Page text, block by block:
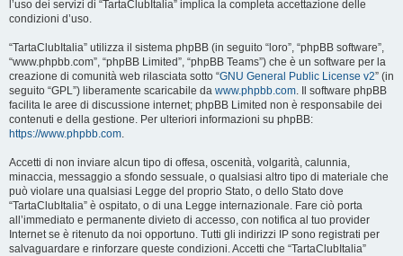
l’uso dei servizi di “TartaClubItalia” implica la completa accettazione delle
condizioni d’uso.
“TartaClubItalia” utilizza il sistema phpBB (in seguito “loro”, “phpBB software”,
“www.phpbb.com”, “phpBB Limited”, “phpBB Teams”) che è un software per la
creazione di comunità web rilasciata sotto “GNU General Public License v2” (in
seguito “GPL”) liberamente scaricabile da www.phpbb.com. Il software phpBB
facilita le aree di discussione internet; phpBB Limited non è responsabile dei
contenuti e della gestione. Per ulteriori informazioni su phpBB:
https://www.phpbb.com.
Accetti di non inviare alcun tipo di offesa, oscenità, volgarità, calunnia,
minaccia, messaggio a sfondo sessuale, o qualsiasi altro tipo di materiale che
può violare una qualsiasi Legge del proprio Stato, o dello Stato dove
“TartaClubItalia” è ospitato, o di una Legge internazionale. Fare ciò porta
all’immediato e permanente divieto di accesso, con notifica al tuo provider
Internet se è ritenuto da noi opportuno. Tutti gli indirizzi IP sono registrati per
salvaguardare e rinforzare queste condizioni. Accetti che “TartaClubItalia”